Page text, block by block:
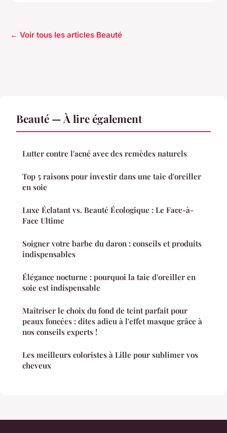
← Voir tous les articles Beauté
Beauté — À lire également
Lutter contre l'acné avec des remèdes naturels
Top 5 raisons pour investir dans une taie d'oreiller
en soie
Luxe Éclatant vs. Beauté Écologique : Le Face-à-
Face Ultime
Soigner votre barbe du daron : conseils et produits
indispensables
Élégance nocturne : pourquoi la taie d'oreiller en
soie est indispensable
Maîtriser le choix du fond de teint parfait pour
peaux foncées : dites adieu à l'effet masque grâce à
nos conseils experts !
Les meilleurs coloristes à Lille pour sublimer vos
cheveux